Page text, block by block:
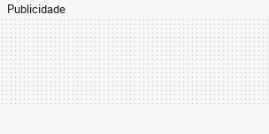
Publicidade